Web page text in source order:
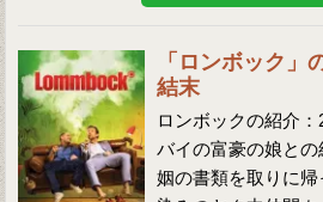
「ロンボック」
結末
ロンボックの紹介
バイの富豪の娘と
姻の書類を取りに